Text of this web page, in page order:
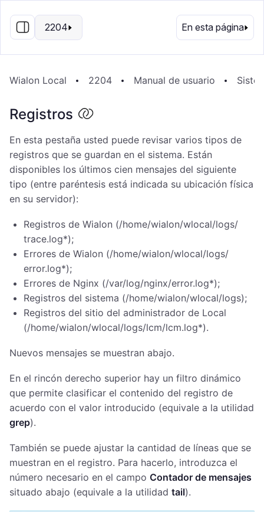
ES
2204 En esta página
Wialon Local 2204 Manual de usuario
Registros
En esta pestaña usted puede revisar varios tipos de
registros que se guardan en el sistema. Están
disponibles los últimos cien mensajes del siguiente
tipo (entre paréntesis está indicada su ubicación física
en su servidor):
Registros de Wialon (/​home/​wialon/​wlocal/​logs/​
trace.log*);​
Errores de Wialon (/​home/​wialon/​wlocal/​logs/​
error.log*);​
Errores de Nginx (/​var/​log/​nginx/​error.log*);​
Registros del sistema (/​home/​wialon/​wlocal/​logs);​
Registros del sitio del administrador de Local
(/home/wialon/wlocal/logs/lcm/lcm.log*).
Nuevos mensajes se muestran abajo.
En el rincón derecho superior hay un filtro dinámico
que permite clasificar el contenido del registro de
acuerdo con el valor introducido (equivale a la utilidad
grep).
También se puede ajustar la cantidad de líneas que se
muestran en el registro. Para hacerlo, introduzca el
número necesario en el campo Contador de mensajes
situado abajo (equivale a la utilidad tail).